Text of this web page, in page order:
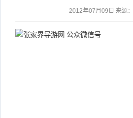
2012年07月09日 来源：